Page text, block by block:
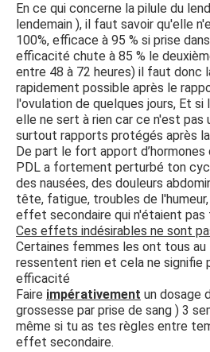
En ce qui concerne la pilule du
lendemain ), il faut savoir qu'elle
100%, efficace à 95 % si prise
efficacité chute à 85 % le
entre 48 à 72 heures) il faut donc
rapidement possible après le
l'ovulation de quelques jours, Et si
elle ne sert à rien car ce n'est pas
surtout rapports protégés après
De part le fort apport d’hormones
PDL a fortement perturbé ton
des nausées, des douleurs
tête, fatigue, troubles de
effet secondaire qui n'étaient
Ces effets indésirables ne sont
Certaines femmes les ont tous
ressentent rien et cela ne signifie
efficacité
Faire impérativement un dosage
grossesse par prise de sang ) 3
même si tu as tes règles entre
effet secondaire.